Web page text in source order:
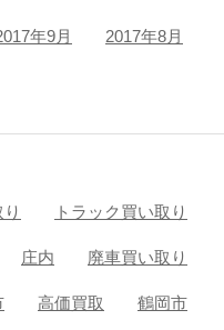
年9月 2017年8月
トラック買い取り
庄内 廃車買い取り
高価買取 鶴岡市